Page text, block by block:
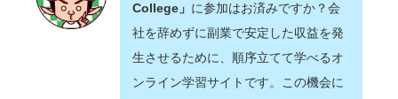
College」 に参加はお済みですか？会
社を辞めずに副業で安定した収益を発
生させるために、順序立てて学べるオ
ンライン学習サイトです。この機会に